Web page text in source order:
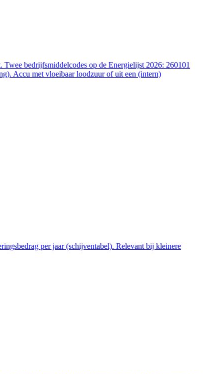
bedrijfsmiddelcodes op de Energielijst 2026: 260101
Accu met vloeibaar loodzuur of uit een (intern)
per jaar (schijventabel). Relevant bij kleinere